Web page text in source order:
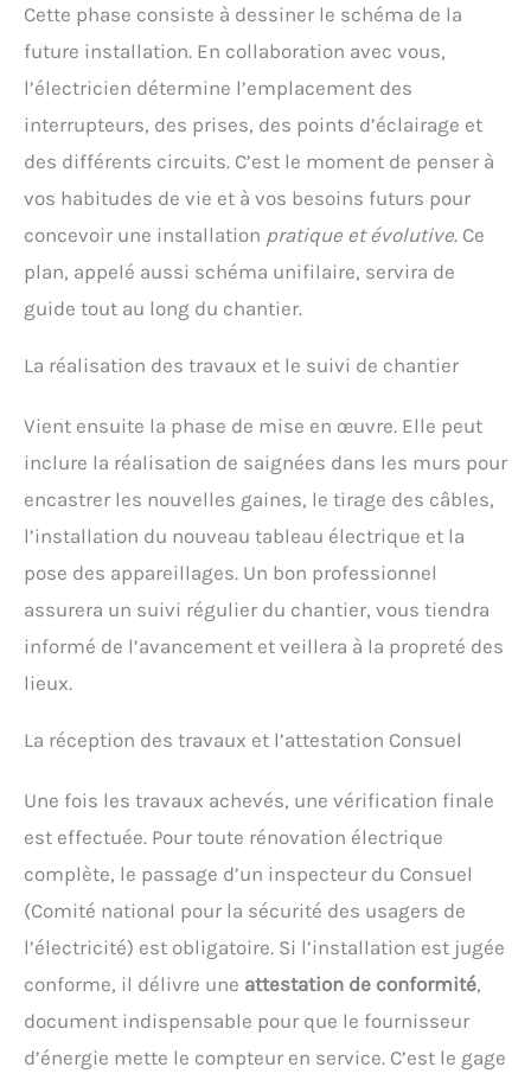
Cette phase consiste à dessiner le schéma de la
future installation. En collaboration avec vous,
l’électricien détermine l’emplacement des
interrupteurs, des prises, des points d’éclairage et
des différents circuits. C’est le moment de penser à
vos habitudes de vie et à vos besoins futurs pour
concevoir une installation pratique et évolutive. Ce
plan, appelé aussi schéma unifilaire, servira de
guide tout au long du chantier.
La réalisation des travaux et le suivi de chantier
Vient ensuite la phase de mise en œuvre. Elle peut
inclure la réalisation de saignées dans les murs pour
encastrer les nouvelles gaines, le tirage des câbles,
l’installation du nouveau tableau électrique et la
pose des appareillages. Un bon professionnel
assurera un suivi régulier du chantier, vous tiendra
informé de l’avancement et veillera à la propreté des
lieux.
La réception des travaux et l’attestation Consuel
Une fois les travaux achevés, une vérification finale
est effectuée. Pour toute rénovation électrique
complète, le passage d’un inspecteur du Consuel
(Comité national pour la sécurité des usagers de
l’électricité) est obligatoire. Si l’installation est jugée
conforme, il délivre une attestation de conformité,
document indispensable pour que le fournisseur
d’énergie mette le compteur en service. C’est le gage